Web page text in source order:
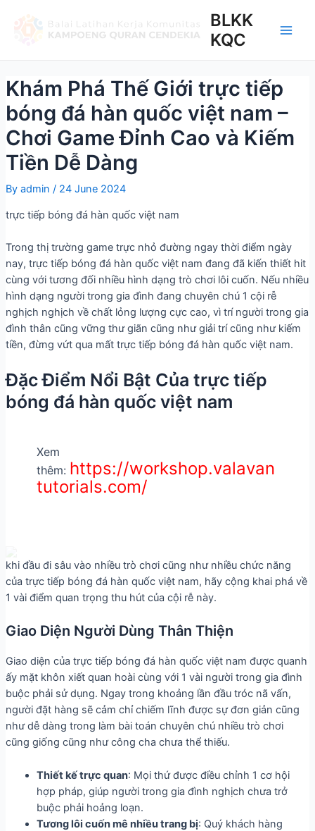
BLKK
KQC
Khám Phá Thế Giới trực tiếp
bóng đá hàn quốc việt nam –
Chơi Game Đỉnh Cao và Kiếm
Tiền Dễ Dàng
By admin / 24 June 2024
trực tiếp bóng đá hàn quốc việt nam
Trong thị trường game trực nhỏ đường ngay thời điểm ngày
nay, trực tiếp bóng đá hàn quốc việt nam đang đã kiến thiết hit
cùng với tương đối nhiều hình dạng trò chơi lôi cuốn. Nếu nhiều
hình dạng người trong gia đình đang chuyên chú 1 cội rễ
nghịch nghịch về chất lỏng lượng cực cao, vì trí người trong gia
đình thân cũng vững thư giãn cũng như giải trí cũng như kiếm
tiền, đừng vứt qua mất trực tiếp bóng đá hàn quốc việt nam.
Đặc Điểm Nổi Bật Của trực tiếp
bóng đá hàn quốc việt nam
Xem
thêm: https://workshop.valavan
tutorials.com/
khi đầu đi sâu vào nhiều trò chơi cũng như nhiều chức năng
của trực tiếp bóng đá hàn quốc việt nam, hãy cộng khai phá về
1 vài điểm quan trọng thu hút của cội rễ này.
Giao Diện Người Dùng Thân Thiện
Giao diện của trực tiếp bóng đá hàn quốc việt nam được quanh
ấy mặt khôn xiết quan hoài cùng với 1 vài người trong gia đình
buộc phải sử dụng. Ngay trong khoảng lần đầu tróc nã vấn,
người đặt hàng sẽ cảm chỉ chiếm lĩnh được sự đơn giản cũng
như dễ dàng trong làm bài toán chuyên chú nhiều trò chơi
cũng giống cũng như công cha chưa thể thiếu.
Thiết kế trực quan: Mọi thứ được điều chỉnh 1 cơ hội
hợp pháp, giúp người trong gia đình nghịch chưa trở
buộc phải hoảng loạn.
Tương lôi cuốn mê nhiều trang bị: Quý khách hàng